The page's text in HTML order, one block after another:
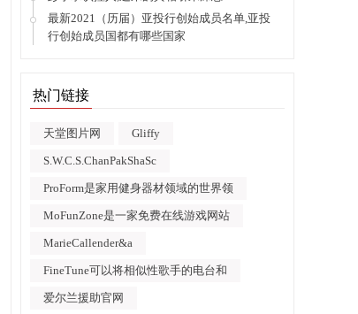
最新2021（历届）亚投行创始成员名单,亚投
行创始成员国都有哪些国家
热门链接
天堂图片网 Gliffy
S.W.C.S.ChanPakShaSc
ProForm是家用健身器材领域的世界领
MoFunZone是一家免费在线游戏网站
MarieCallender&a
FineTune可以将相似性歌手的电台和
爱尔兰援助官网